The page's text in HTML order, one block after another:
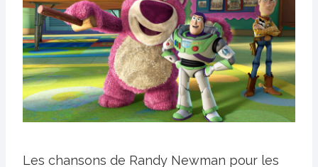
Les chansons de Randy Newman pour les